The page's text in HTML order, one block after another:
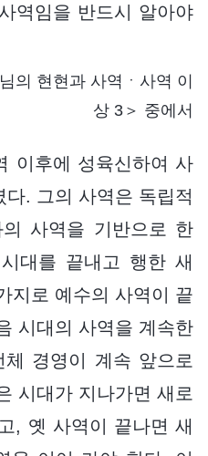
역임을 반드시 알아야
현현과 사역ㆍ사역 이
상 3＞ 중에서
이후에 성육신하여 사
. 그의 사역은 독립적
사역을 기반으로 한
대를 끝내고 행한 새
지로 예수의 사역이 끝
시대의 사역을 계속한
경영이 계속 앞으로
시대가 지나가면 새로
, 옛 사역이 끝나면 새